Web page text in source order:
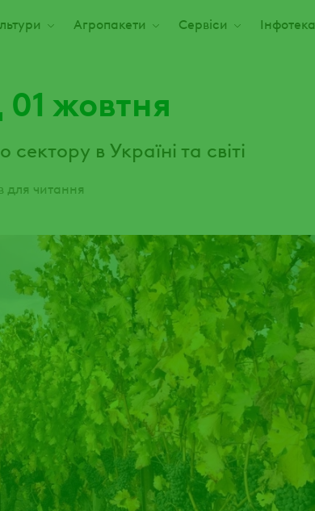
Агропакети Сервіси Інфотека
01 жовтня
в Україні та світі
для читання